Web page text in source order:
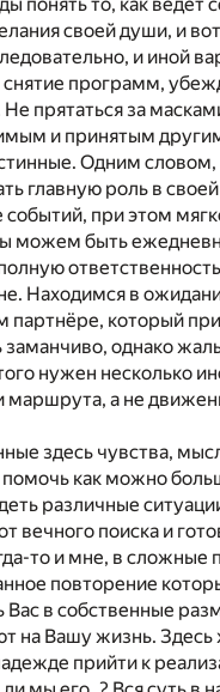
своей души, и
и иной
снятие программ,
прятаться за
и принятым
Одним словом,
главную роль в
событий, при этом
можем быть
Находимся в
который
однако
нужен несколько
а не
здесь чувства,
как можно
различные
вечного поиска и
то и мне, в
повторение
в собственные
на Вашу жизнь.
прийти к